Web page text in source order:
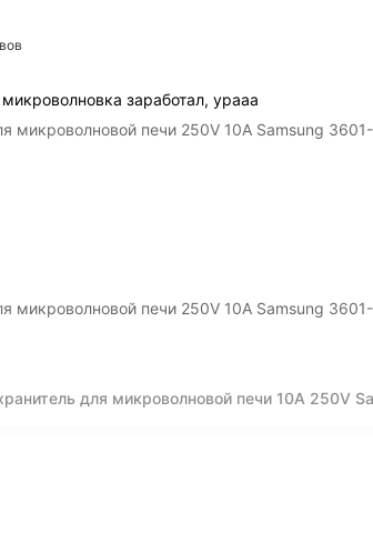
заработал, урааа
микроволновой печи 250V 10A Samsung
микроволновой печи 250V 10A Samsung
для микроволновой печи 10A 250V